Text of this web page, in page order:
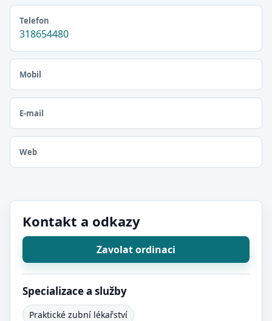
Telefon
318654480
Mobil
E-mail
Web
Kontakt a odkazy
Zavolat ordinaci
Specializace a služby
Praktické zubní lékařství